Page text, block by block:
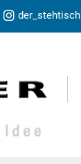
der_stehtisch